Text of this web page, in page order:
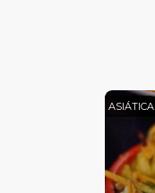
ASIÁTICA